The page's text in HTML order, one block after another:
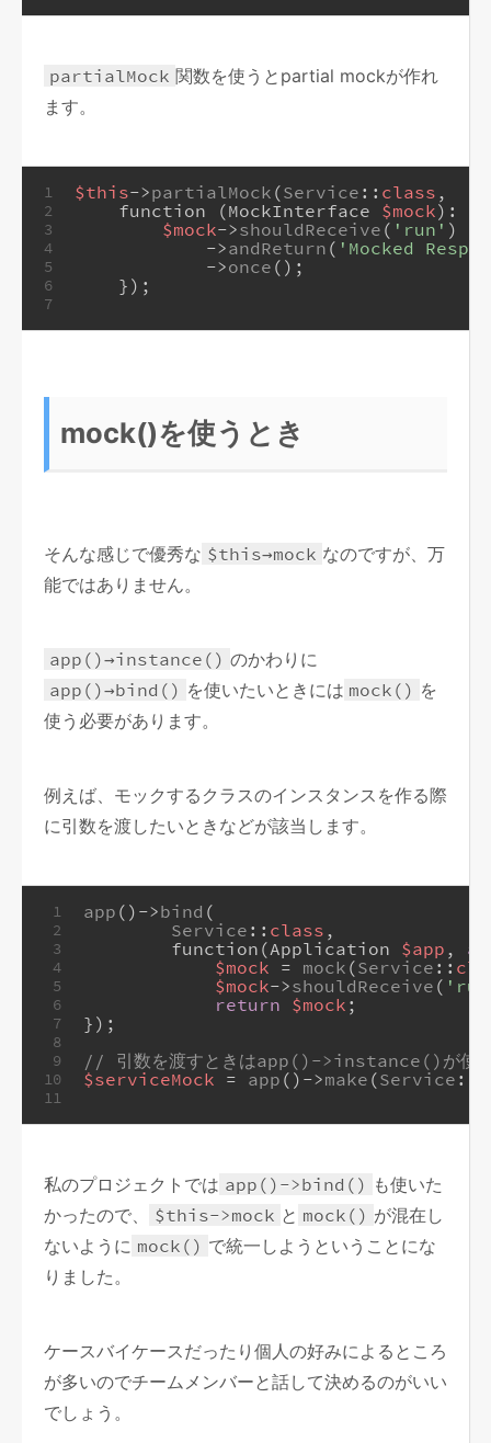
partialMock 関数を使うとpartial mockが作れ
ます。
1
2
3
4
5
6
7
$this->partialMock (Service :: class ,
    function (MockInterface
$mock):
$mock->shouldReceive ( 'run' )
            ->
andReturn ( 'Mocked
            ->
once ();
    });
mock()を使うとき
そんな感じで優秀な $this→mock なのですが、万
能ではありません。
app()→instance() のかわりに
app()→bind() を使いたいときには mock() を
使う必要があります。
例えば、モックするクラスのインスタンスを作る際
に引数を渡したいときなどが該当します。
1
2
3
4
5
6
7
8
9
10
11
app ()->bind (
Service :: class ,
        function(Application
$app ,
$mock = mock (Service ::
$mock->shouldReceive (
return $mock ;
});
// 引数を渡すときはapp()->instance()が使
$serviceMock = app ()->make (Service ::
私のプロジェクトでは app()->bind() も使いた
かったので、
$this->mock と mock() が混在し
ないように mock() で統一しようということにな
りました。
ケースバイケースだったり個人の好みによるところ
が多いのでチームメンバーと話して決めるのがいい
でしょう。